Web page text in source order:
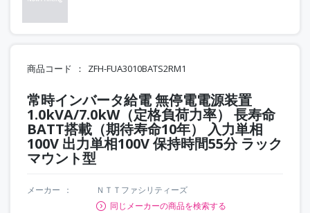
商品コード ZFH-FUA3010BATS2RM1
常時インバータ給電 無停電電源装置
1.0kVA/7.0kW（定格負荷力率） 長寿命
BATT搭載（期待寿命10年） 入力単相
100V 出力単相100V 保持時間55分 ラック
マウント型
メーカー
ＮＴＴファシリティーズ
同じメーカーの商品を検索する